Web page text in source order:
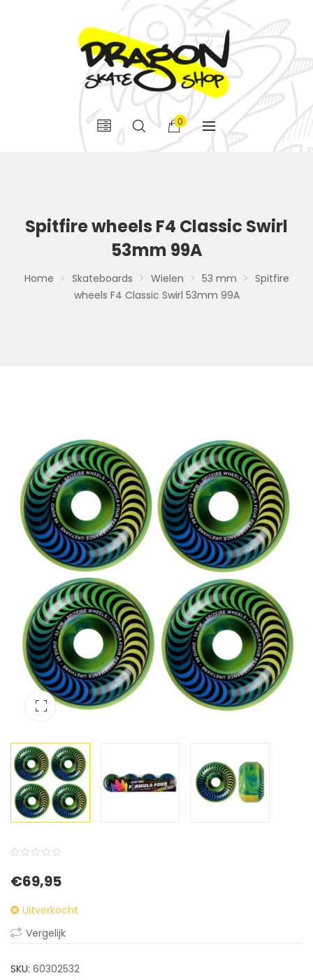
0
Spitfire wheels F4 Classic Swirl
53mm 99A
Home Skateboards Wielen 53 mm
Spitfire
wheels F4 Classic Swirl 53mm 99A
out
on
ratings
€69,95
Uitverkocht
Vergelijk
SKU: 60302532